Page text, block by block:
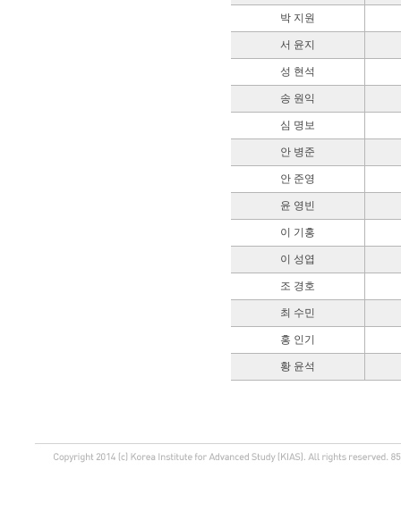
박 지원
서 윤지
성 현석
송 원익
심 명보
안 병준
안 준영
윤 영빈
이 기홍
이 성엽
조 경호
최 수민
홍 인기
황 윤석